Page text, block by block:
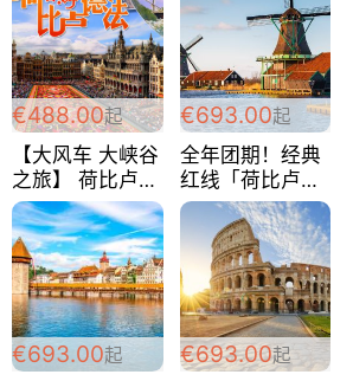
€488.00起
【大风车 大峡谷
之旅】 荷比卢德
法 巴黎上下 经
典五国四日游
488欧/人
€693.00起
全年团期！经典
红线「荷比卢德
法」七天循环 五
国 仅售99欧/人/
天！巴黎上下！
包拼房~
€693.00起 €693.00起